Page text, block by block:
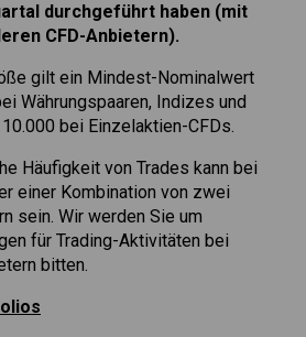
durchgeführt haben (mit
CFD-Anbietern).
gilt ein Mindest-Nominalwert
Währungspaaren, Indizes und
bei Einzelaktien-CFDs.
Häufigkeit von Trades kann bei
einer Kombination von zwei
sein. Wir werden Sie um
für Trading-Aktivitäten bei
bitten.